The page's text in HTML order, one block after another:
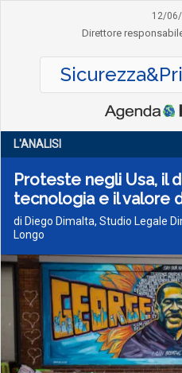
12/
Direttore
L'ANALISI
Proteste negli Usa, il
tecnologia e il valore
di Diego Dimalta, Studio Legale
Longo